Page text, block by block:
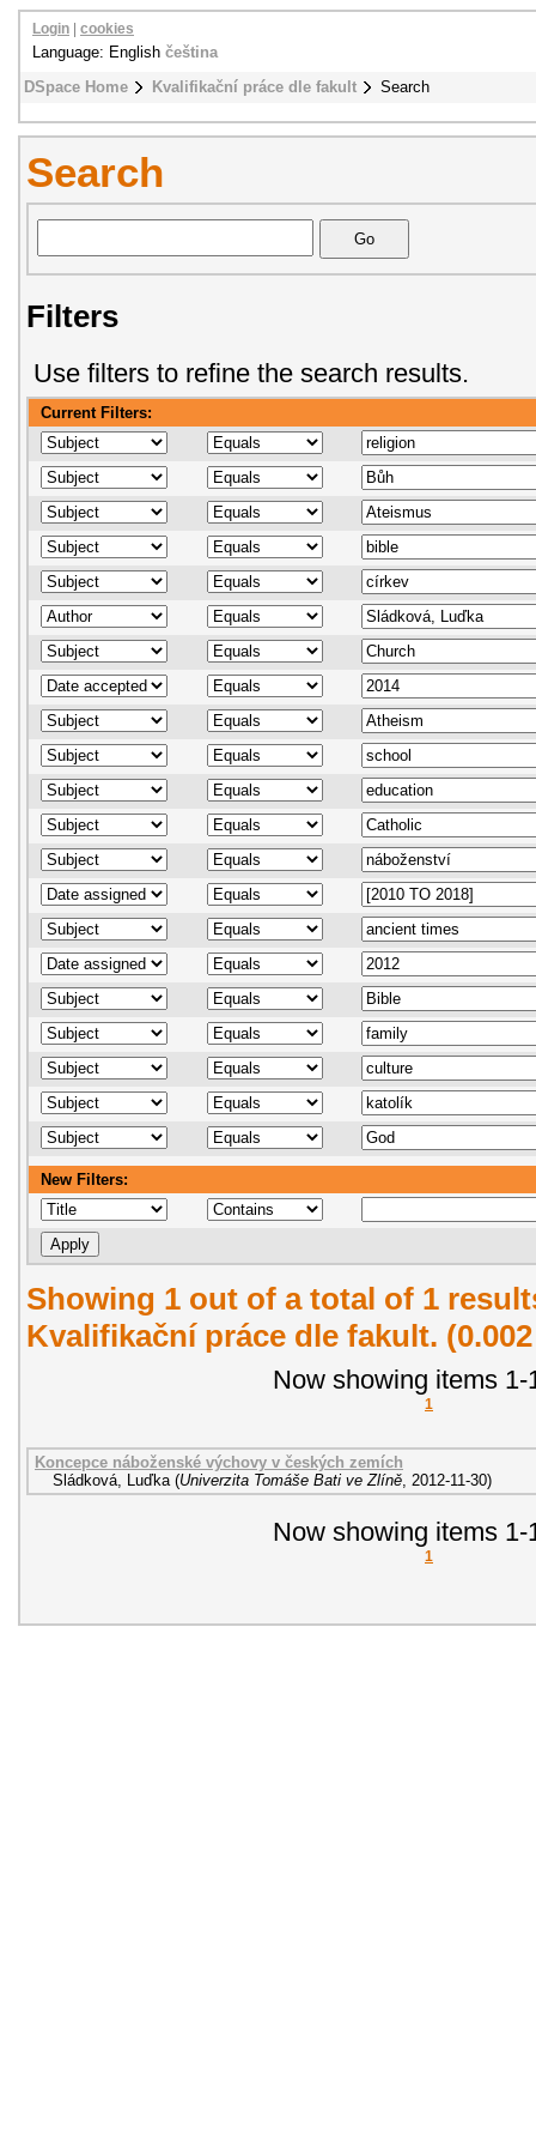
DSpace Home Kvalifikační práce dle fakult Search
Login cookies
Language: English čeština
Search
Filters
Use filters to refine the search results.
Current Filters:
New Filters:
Showing 1 out of a total of 1
Kvalifikační práce dle fakult.
Now showing items 1-
1
Koncepce náboženské výchovy v českých zemích
Sládková, Luďka (Univerzita Tomáše Bati ve Zlíně 2012-11-30)
Now showing items 1-
1